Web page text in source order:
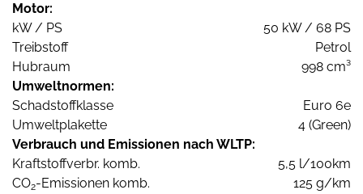
Motor:
kW / PS
50 kW / 68 PS
Treibstoff
Petrol
Hubraum
998 cm³
Umweltnormen:
Schadstoffklasse
Euro 6e
Umweltplakette
4 (Green)
Verbrauch und Emissionen nach WLTP:
Kraftstoffverbr. komb.
5,5 l/100km
CO2-Emissionen komb.
125 g/km